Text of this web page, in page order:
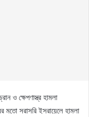
ও ক্ষেপণাস্ত্র হামলা
মতো সরাসরি ইসরায়েলে হামলা